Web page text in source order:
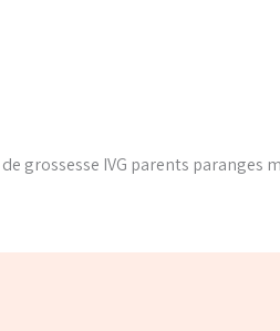
grossesse IVG parents paranges